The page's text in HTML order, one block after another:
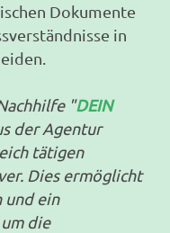
Dokumente
in
"DEIN
der Agentur
tätigen
Dies ermöglicht
und ein
die